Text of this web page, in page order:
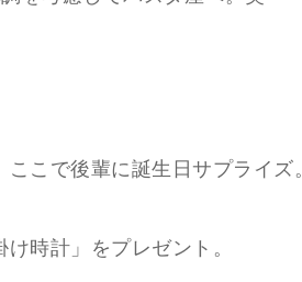
こで後輩に誕生日サプライズ。
時計」をプレゼント。